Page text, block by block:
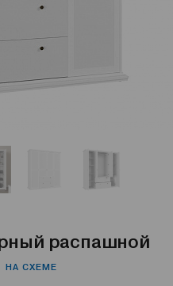
распашной
НА СХЕМЕ